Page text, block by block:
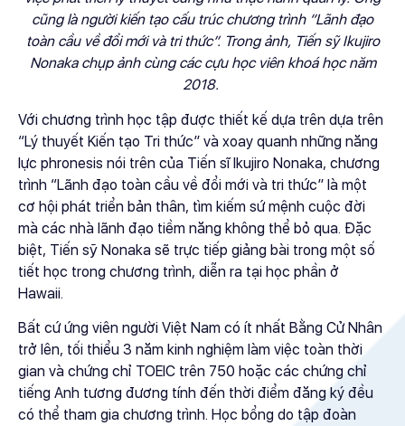
cũng là người kiến tạo cấu trúc chương trình “Lãnh đạo
toàn cầu về đổi mới và tri thức”. Trong ảnh, Tiến sỹ Ikujiro
Nonaka chụp ảnh cùng các cựu học viên khoá học năm
2018.
Với chương trình học tập được thiết kế dựa trên dựa trên
“Lý thuyết Kiến tạo Tri thức” và xoay quanh những năng
lực phronesis nói trên của Tiến sĩ Ikujiro Nonaka, chương
trình “Lãnh đạo toàn cầu về đổi mới và tri thức” là một
cơ hội phát triển bản thân, tìm kiếm sứ mệnh cuộc đời
mà các nhà lãnh đạo tiềm năng không thể bỏ qua. Đặc
biệt, Tiến sỹ Nonaka sẽ trực tiếp giảng bài trong một số
tiết học trong chương trình, diễn ra tại học phần ở
Hawaii.
Bất cứ ứng viên người Việt Nam có ít nhất Bằng Cử Nhân
trở lên, tối thiểu 3 năm kinh nghiệm làm việc toàn thời
gian và chứng chỉ TOEIC trên 750 hoặc các chứng chỉ
tiếng Anh tương đương tính đến thời điểm đăng ký đều
có thể tham gia chương trình. Học bổng do tập đoàn